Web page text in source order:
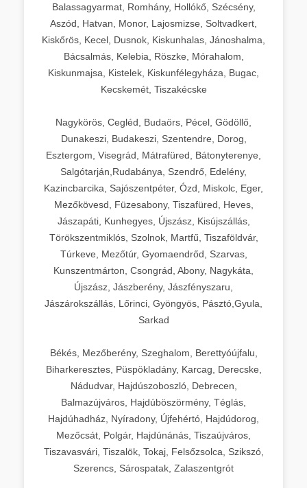
Balassagyarmat, Romhány, Hollókő, Szécsény,
Aszód, Hatvan, Monor, Lajosmizse, Soltvadkert,
Kiskőrös, Kecel, Dusnok, Kiskunhalas, Jánoshalma,
Bácsalmás, Kelebia, Röszke, Mórahalom,
Kiskunmajsa, Kistelek, Kiskunfélegyháza, Bugac,
Kecskemét, Tiszakécske
Nagykörös, Cegléd, Budaörs, Pécel, Gödöllő,
Dunakeszi, Budakeszi, Szentendre, Dorog,
Esztergom, Visegrád, Mátrafüred, Bátonyterenye,
Salgótarján,Rudabánya, Szendrő, Edelény,
Kazincbarcika, Sajószentpéter, Ózd, Miskolc, Eger,
Mezőkövesd, Füzesabony, Tiszafüred, Heves,
Jászapáti, Kunhegyes, Újszász, Kisújszállás,
Törökszentmiklós, Szolnok, Martfű, Tiszaföldvár,
Túrkeve, Mezőtúr, Gyomaendrőd, Szarvas,
Kunszentmárton, Csongrád, Abony, Nagykáta,
Újszász, Jászberény, Jászfényszaru,
Jászárokszállás, Lőrinci, Gyöngyös, Pásztó,Gyula,
Sarkad
Békés, Mezőberény, Szeghalom, Berettyóújfalu,
Biharkeresztes, Püspökladány, Karcag, Derecske,
Nádudvar, Hajdúszoboszló, Debrecen,
Balmazújváros, Hajdúböszörmény, Téglás,
Hajdúhadház, Nyíradony, Újfehértó, Hajdúdorog,
Mezőcsát, Polgár, Hajdúnánás, Tiszaújváros,
Tiszavasvári, Tiszalök, Tokaj, Felsőzsolca, Szikszó,
Szerencs, Sárospatak, Zalaszentgrót